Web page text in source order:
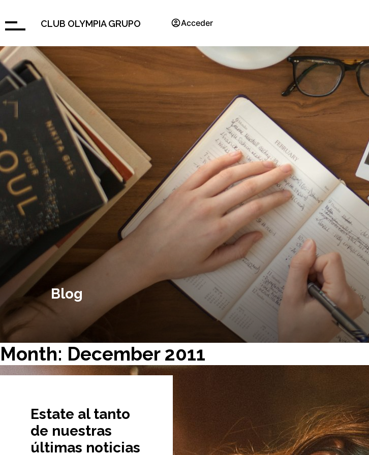
CLUB OLYMPIA GRUPO Acceder
Blog
Month: December 2011
Estate al tanto
de nuestras
últimas noticias